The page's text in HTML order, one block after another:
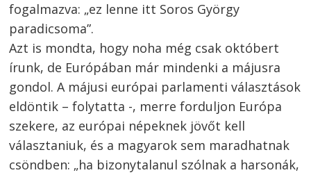
fogalmazva: „ez lenne itt Soros György
paradicsoma”.
Azt is mondta, hogy noha még csak októbert
írunk, de Európában már mindenki a májusra
gondol. A májusi európai parlamenti választások
eldöntik – folytatta -, merre forduljon Európa
szekere, az európai népeknek jövőt kell
választaniuk, és a magyarok sem maradhatnak
csöndben: „ha bizonytalanul szólnak a harsonák,